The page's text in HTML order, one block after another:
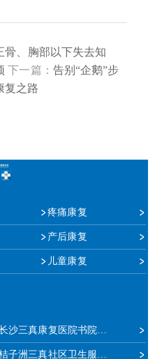
骨、胸部以下失去知
下一篇： 告别“企鹅”步
复之路
疼痛康复
产后康复
儿童康复